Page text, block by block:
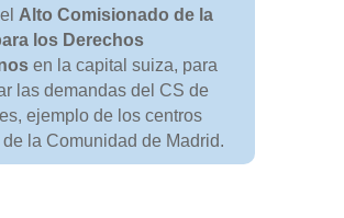
Alto Comisionado de la
los Derechos
en la capital suiza, para
las demandas del CS de
ejemplo de los centros
la Comunidad de Madrid.